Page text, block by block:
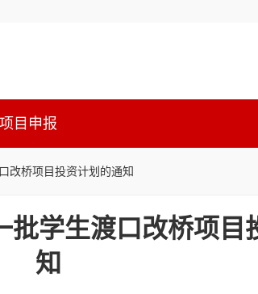
项目申报
改桥项目投资计划的通知
学生渡口改桥项目
知